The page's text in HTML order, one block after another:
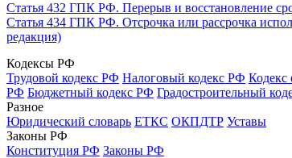
Статья 432 ГПК РФ. Перерыв и восстановление
Статья 434 ГПК РФ. Отсрочка или рассрочка
редакция)
Кодексы РФ
Трудовой кодекс РФ Налоговый кодекс РФ
РФ Бюджетный кодекс РФ Градостроительный
Разное
Юридический словарь ЕТКС ОКПДТР Уставы
Законы РФ
Конституция РФ Законы РФ